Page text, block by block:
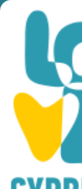
You are here:
Gastronomy
»
FIG TREE BAY
TO